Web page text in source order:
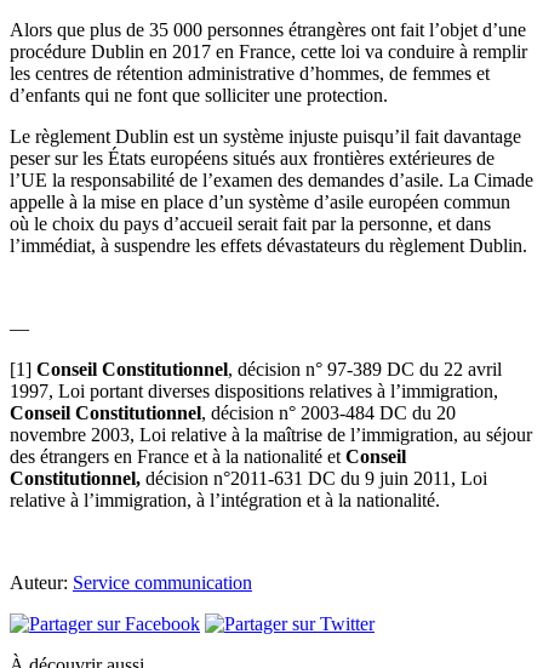
Alors que plus de 35 000 personnes étrangères ont fait l’objet d’une
procédure Dublin en 2017 en France, cette loi va conduire à remplir
les centres de rétention administrative d’hommes, de femmes et
d’enfants qui ne font que solliciter une protection.
Le règlement Dublin est un système injuste puisqu’il fait davantage
peser sur les États européens situés aux frontières extérieures de
l’UE la responsabilité de l’examen des demandes d’asile. La Cimade
appelle à la mise en place d’un système d’asile européen commun
où le choix du pays d’accueil serait fait par la personne, et dans
l’immédiat, à suspendre les effets dévastateurs du règlement Dublin.
—
[1] Conseil Constitutionnel, décision n° 97-389 DC du 22 avril
1997, Loi portant diverses dispositions relatives à l’immigration,
Conseil Constitutionnel, décision n° 2003-484 DC du 20
novembre 2003, Loi relative à la maîtrise de l’immigration, au séjour
des étrangers en France et à la nationalité et Conseil
Constitutionnel, décision n°2011-631 DC du 9 juin 2011, Loi
relative à l’immigration, à l’intégration et à la nationalité.
Auteur: Service communication